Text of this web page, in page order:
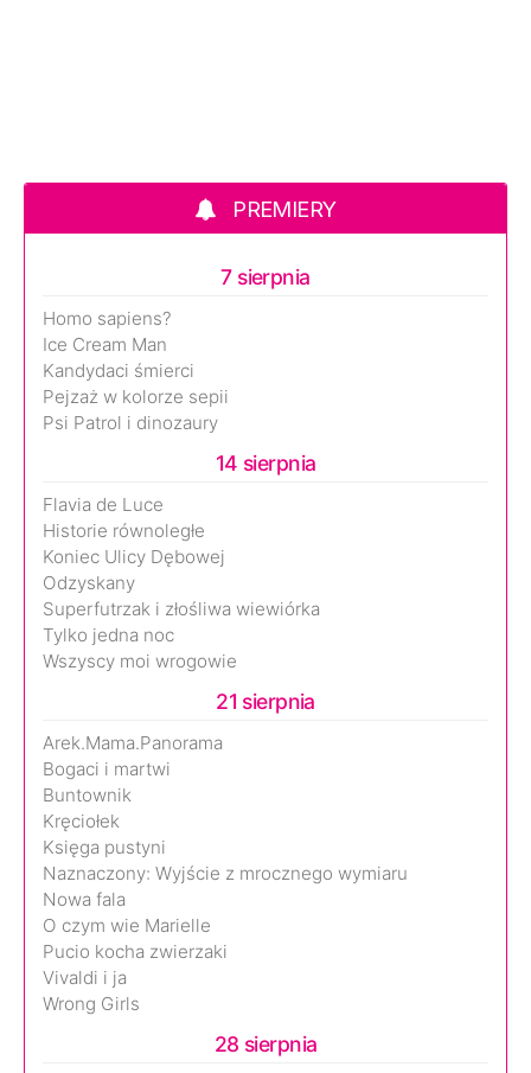
PREMIERY
7 sierpnia
Homo sapiens?
Ice Cream Man
Kandydaci śmierci
Pejzaż w kolorze sepii
Psi Patrol i dinozaury
14 sierpnia
Flavia de Luce
Historie równoległe
Koniec Ulicy Dębowej
Odzyskany
Superfutrzak i złośliwa wiewiórka
Tylko jedna noc
Wszyscy moi wrogowie
21 sierpnia
Arek.Mama.Panorama
Bogaci i martwi
Buntownik
Kręciołek
Księga pustyni
Naznaczony: Wyjście z mrocznego wymiaru
Nowa fala
O czym wie Marielle
Pucio kocha zwierzaki
Vivaldi i ja
Wrong Girls
28 sierpnia